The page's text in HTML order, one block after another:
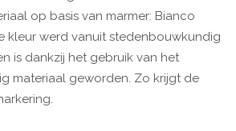
op basis van marmer: Bianco
kleur werd vanuit stedenbouwkundig
is dankzij het gebruik van het
materiaal geworden. Zo krijgt de